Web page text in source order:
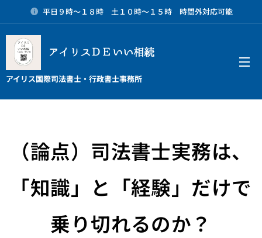
平日９時～１８時 土１０時～１５時 時間外対応可能
アイリスＤＥいい相続
アイリス国際司法書士・行政書士事務所
（論点）司法書士実務は、
「知識」と「経験」だけで
乗り切れるのか？